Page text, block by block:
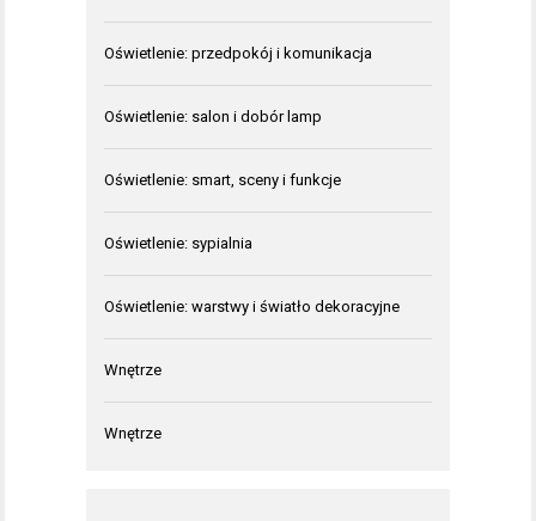
Oświetlenie: przedpokój i komunikacja
Oświetlenie: salon i dobór lamp
Oświetlenie: smart, sceny i funkcje
Oświetlenie: sypialnia
Oświetlenie: warstwy i światło dekoracyjne
Wnętrze
Wnętrze